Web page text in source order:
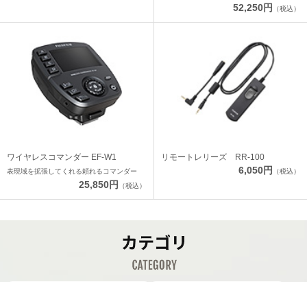
52,250円 （税込）
ワイヤレスコマンダー EF-W1
表現域を拡張してくれる頼れるコマンダー
25,850円 （税込）
リモートレリーズ RR-100
6,050円 （税込）